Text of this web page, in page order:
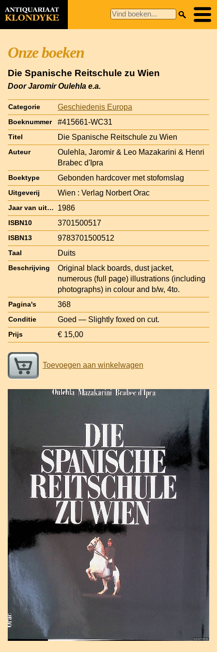
Onze boeken
Die Spanische Reitschule zu Wien
Door Jaromir Oulehla e.a.
Categorie Geschiedenis Europa
Boeknummer #415661-WC31
Titel Die Spanische Reitschule zu Wien
Auteur
Oulehla, Jaromir & Leo Mazakarini & Henri
Brabec d'Ipra
Boektype Gebonden hardcover met stofomslag
Uitgeverij Wien : Verlag Norbert Orac
Jaar van uitgave 1986
ISBN10 3701500517
ISBN13 9783701500512
Taal Duits
Beschrijving
Original black boards, dust jacket,
numerous (full page) illustrations (including
photographs) in colour and b/w, 4to.
Pagina's 368
Conditie Goed — Slightly foxed on cut.
Prijs € 15,00
Toevoegen aan winkelwagen